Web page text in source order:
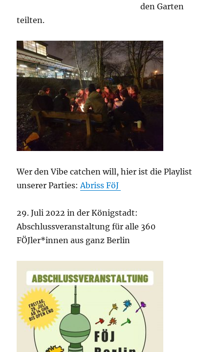
den Garten
teilten.
Wer den Vibe catchen will, hier ist die Playlist
unserer Parties:Abriss FöJ
29. Juli 2022 in der Königstadt:
Abschlussveranstaltung für alle 360
FÖJler*innen aus ganz Berlin